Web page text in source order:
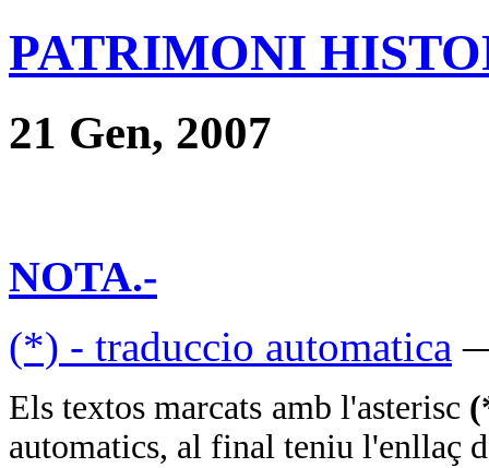
PATRIMONI
21 Gen, 2007
NOTA.-
(*) - traduccio automatica
Els textos marcats amb l'asterisc
automatics, al final teniu l'enllaç